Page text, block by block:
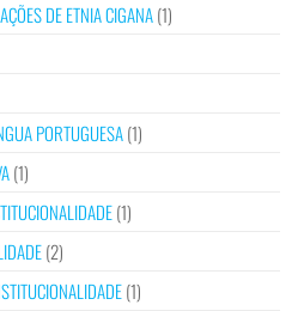
DE ETNIA CIGANA(1)
PORTUGUESA(1)
(1)
(1)
(2)
(1)